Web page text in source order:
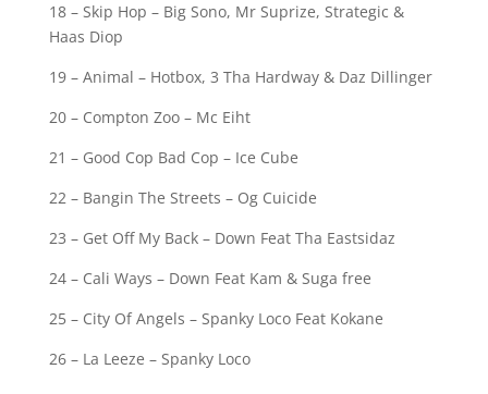
18 – Skip Hop – Big Sono, Mr Suprize, Strategic &
Haas Diop
19 – Animal – Hotbox, 3 Tha Hardway & Daz Dillinger
20 – Compton Zoo – Mc Eiht
21 – Good Cop Bad Cop – Ice Cube
22 – Bangin The Streets – Og Cuicide
23 – Get Off My Back – Down Feat Tha Eastsidaz
24 – Cali Ways – Down Feat Kam & Suga free
25 – City Of Angels – Spanky Loco Feat Kokane
26 – La Leeze – Spanky Loco